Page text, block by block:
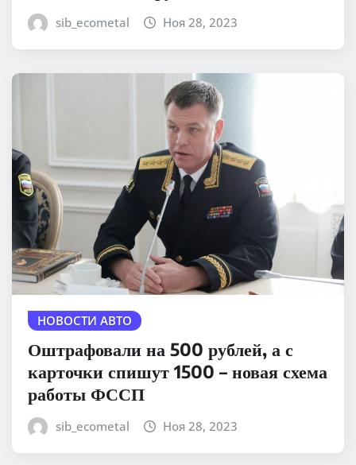
sib_ecometal Ноя 28, 2023
НОВОСТИ АВТО
Оштрафовали на 500 рублей, а с
карточки спишут 1500 – новая схема
работы ФССП
sib_ecometal Ноя 28, 2023